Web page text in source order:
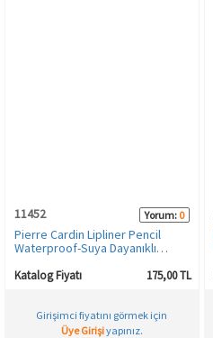
11452 Yorum: 0
Pierre Cardin Lipliner Pencil
Waterproof-Suya Dayanıklı
Katalog Fiyatı 175,00 TL
Girişimci fiyatını görmek için
Üye Girişiyapınız.